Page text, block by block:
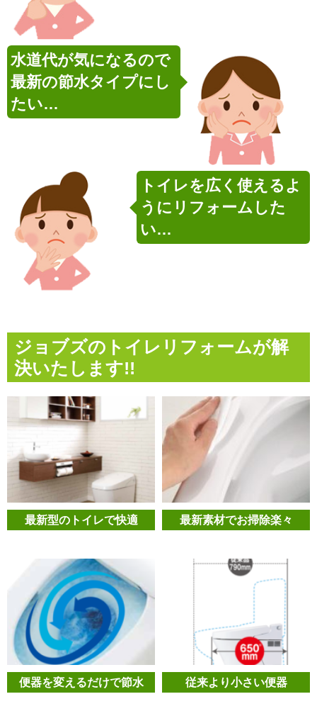
水道代が気になるので
最新の節水タイプにし
たい…
トイレを広く使えるよ
うにリフォームした
い…
ジョブズのトイレリフォームが解
決いたします!!
最新型のトイレで快適 最新素材でお掃除楽々
便器を変えるだけで節水 従来より小さい便器